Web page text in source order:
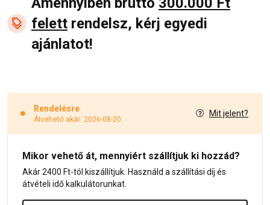
felett rendelsz, kérj egyedi
ajánlatot!
Rendelésre
Átvehető akár: 2026-08-20
Mit jelent?
Mikor vehető át, mennyiért szállítjuk ki hozzád?
Akár 2400 Ft-tól kiszállítjuk. Használd a szállítási díj és
átvételi idő kalkulátorunkat.